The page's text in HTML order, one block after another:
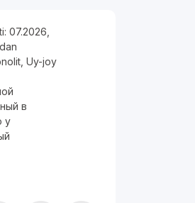
07.2026
, Uy-joy
в
у